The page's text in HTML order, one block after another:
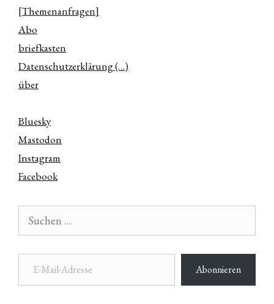
[Themenanfragen]
Abo
briefkasten
Datenschutzerklärung (…)
über
Bluesky
Mastodon
Instagram
Facebook
nach:
E-Mail-Adresse
Abonnieren